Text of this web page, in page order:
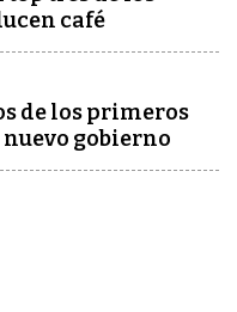
café
de los primeros
gobierno